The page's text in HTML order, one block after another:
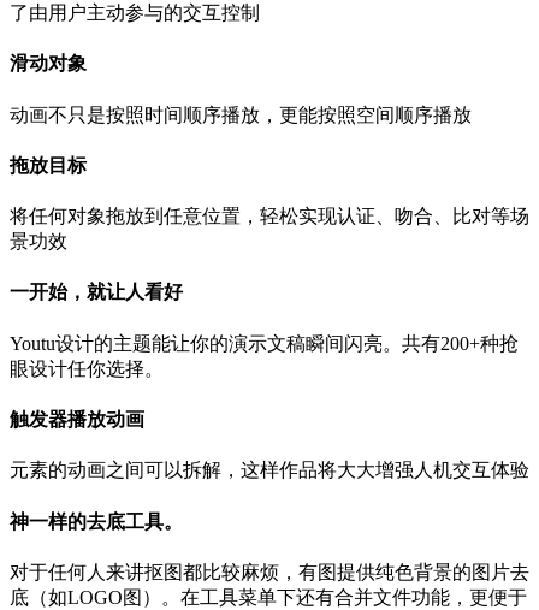
了由用户主动参与的交互控制
滑动对象
动画不只是按照时间顺序播放，更能按照空间顺序播放
拖放目标
将任何对象拖放到任意位置，轻松实现认证、吻合、比对等场
景功效
一开始，就让人看好
Youtu设计的主题能让你的演示文稿瞬间闪亮。共有200+种抢
眼设计任你选择。
触发器播放动画
元素的动画之间可以拆解，这样作品将大大增强人机交互体验
神一样的去底工具。
对于任何人来讲抠图都比较麻烦，有图提供纯色背景的图片去
底（如LOGO图）。在工具菜单下还有合并文件功能，更便于